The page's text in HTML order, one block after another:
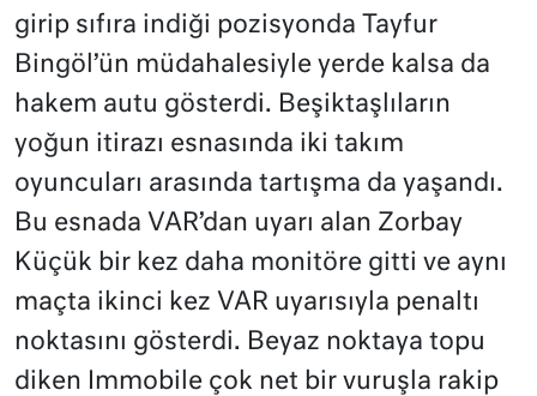
girip sıfıra indiği pozisyonda Tayfur
Bingöl’ün müdahalesiyle yerde kalsa da
hakem autu gösterdi. Beşiktaşlıların
yoğun itirazı esnasında iki takım
oyuncuları arasında tartışma da yaşandı.
Bu esnada VAR’dan uyarı alan Zorbay
Küçük bir kez daha monitöre gitti ve aynı
maçta ikinci kez VAR uyarısıyla penaltı
noktasını gösterdi. Beyaz noktaya topu
diken Immobile çok net bir vuruşla rakip